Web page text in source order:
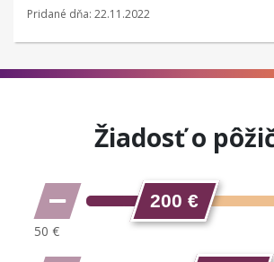
Pridané dňa: 22.11.2022
Žiadosť o
200 €